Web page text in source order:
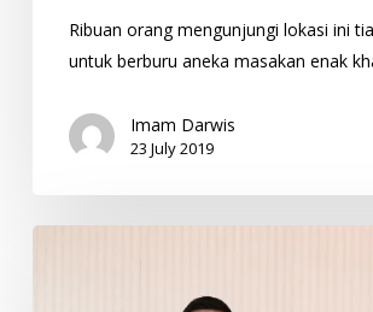
Ribuan orang mengunjungi lokasi ini
untuk berburu aneka masakan enak
Imam Darwis
23 July 2019